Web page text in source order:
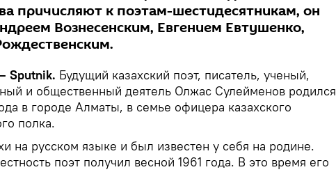
причисляют к поэтам-шестидесятникам, он
Вознесенским, Евгением Евтушенко,
Sputnik. Будущий казахский поэт, писатель, ученый,
и общественный деятель Олжас Сулейменов родился
в городе Алматы, в семье офицера казахского
полка.
на русском языке и был известен у себя на родине.
поэт получил весной 1961 года. В это время его